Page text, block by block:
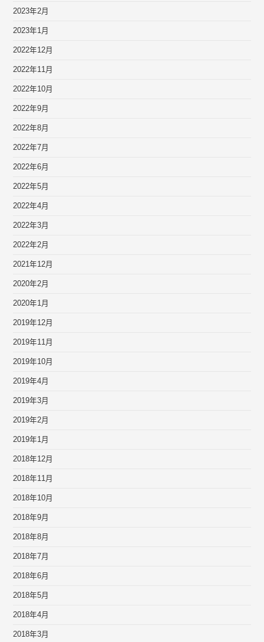
2023年2月
2023年1月
2022年12月
2022年11月
2022年10月
2022年9月
2022年8月
2022年7月
2022年6月
2022年5月
2022年4月
2022年3月
2022年2月
2021年12月
2020年2月
2020年1月
2019年12月
2019年11月
2019年10月
2019年4月
2019年3月
2019年2月
2019年1月
2018年12月
2018年11月
2018年10月
2018年9月
2018年8月
2018年7月
2018年6月
2018年5月
2018年4月
2018年3月